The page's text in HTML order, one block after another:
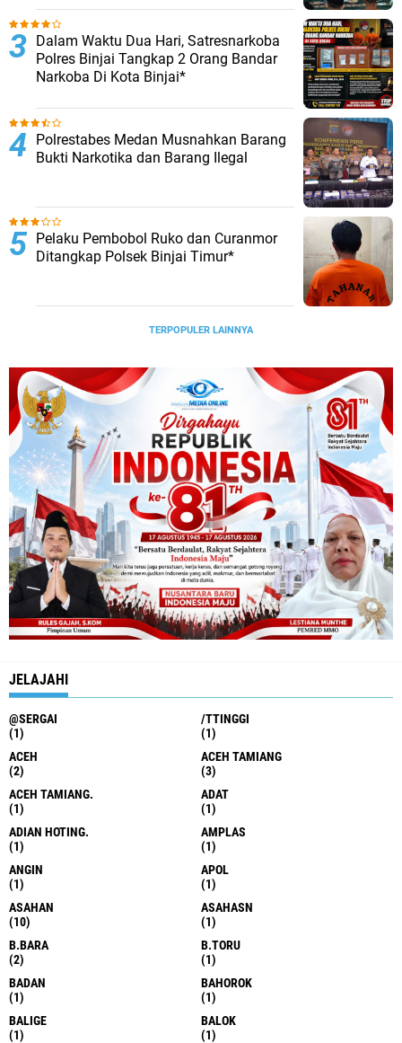
Dalam Waktu Dua Hari, Satresnarkoba
Polres Binjai Tangkap 2 Orang Bandar
Narkoba Di Kota Binjai*
Polrestabes Medan Musnahkan Barang
Bukti Narkotika dan Barang Ilegal
Pelaku Pembobol Ruko dan Curanmor
Ditangkap Polsek Binjai Timur*
TERPOPULER LAINNYA
JELAJAHI
@SERGAI
(1)
/TTINGGI
(1)
ACEH
(2)
ACEH TAMIANG
(3)
ACEH TAMIANG.
(1)
ADAT
(1)
ADIAN HOTING.
(1)
AMPLAS
(1)
ANGIN
(1)
APOL
(1)
ASAHAN
(10)
ASAHASN
(1)
B.BARA
(2)
B.TORU
(1)
BADAN
(1)
BAHOROK
(1)
BALIGE
(1)
BALOK
(1)